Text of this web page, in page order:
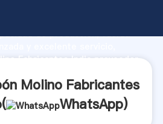
de producción, fuerza
Fabricantes India proveedor
Molino Fabricantes
WhatsApp)